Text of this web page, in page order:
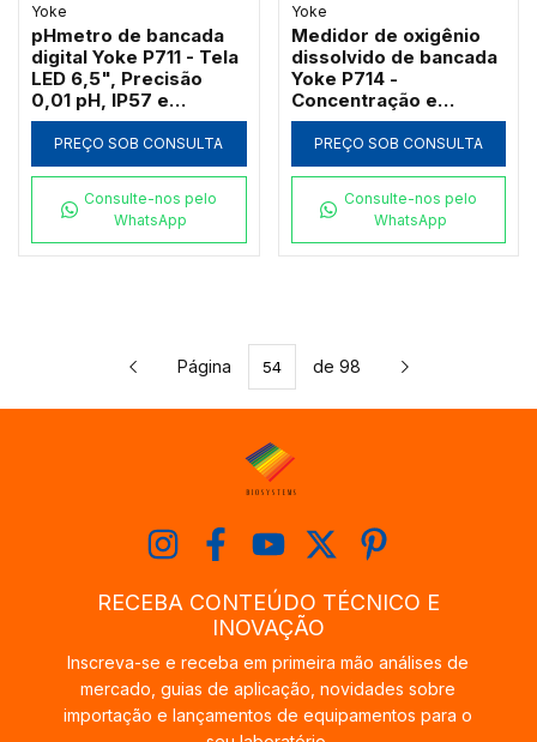
Yoke
pHmetro de bancada
digital Yoke P711 - Tela
LED 6,5", Precisão
0,01 pH, IP57 e
Conectividade
USB/Bluetooth
PREÇO SOB CONSULTA
Consulte-nos pelo
WhatsApp
Yoke
Medidor de oxigênio
dissolvido de bancada
Yoke P714 -
Concentração e
saturação com tela
LED de 6,5", bluetooth
e saída USB
PREÇO SOB CONSULTA
Consulte-nos pelo
WhatsApp
Página de 98
RECEBA CONTEÚDO TÉCNICO E
INOVAÇÃO
Inscreva-se e receba em primeira mão análises de
mercado, guias de aplicação, novidades sobre
importação e lançamentos de equipamentos para o